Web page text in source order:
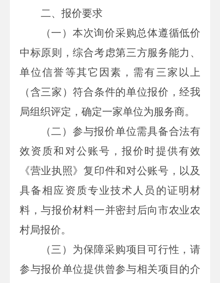
二、 报价要求
（一）本次询价采购总体遵循低价
中标原则，综合考虑第三方服务能力、
单位信誉等其它因素，需有三家以上
（含三家）符合条件的单位报价，经我
局组织评定，确定一家单位为服务商。
（二）参与报价单位需具备合法有
效资质和对公账号，报价时提供有效
《营业执照》复印件和对公账号，以及
具备相应资质专业技术人员的证明材
料，与报价材料一并密封后向市农业农
村局报价。
（三）为保障采购项目可行性，请
参与报价单位提供曾参与相关项目的介